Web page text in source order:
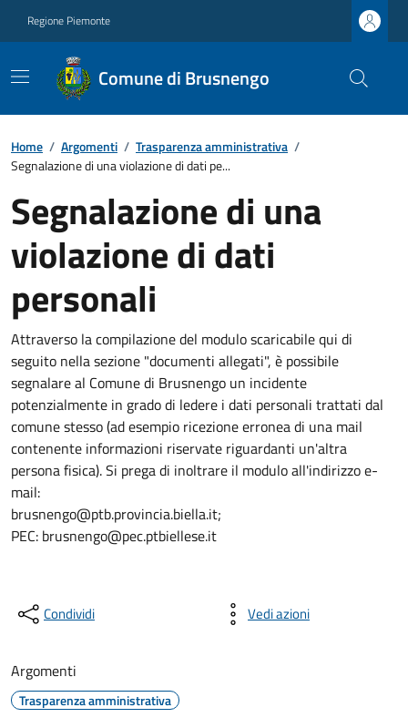
Regione Piemonte
Comune di Brusnengo
Home / Argomenti / Trasparenza amministrativa /
Segnalazione di una violazione di dati pe...
Segnalazione di una
violazione di dati
personali
Attraverso la compilazione del modulo scaricabile qui di
seguito nella sezione "documenti allegati", è possibile
segnalare al Comune di Brusnengo un incidente
potenzialmente in grado di ledere i dati personali trattati dal
comune stesso (ad esempio ricezione erronea di una mail
contenente informazioni riservate riguardanti un'altra
persona fisica). Si prega di inoltrare il modulo all'indirizzo e-
mail:
brusnengo@ptb.provincia.biella.it;
PEC: brusnengo@pec.ptbiellese.it
Condividi Vedi azioni
Argomenti
Trasparenza amministrativa